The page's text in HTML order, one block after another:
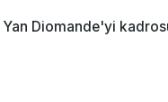
Diomande'yi